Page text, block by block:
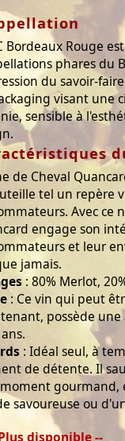
Bordeaux Rouge
phares du
du savoir-
visant une
sensible à
de Cheval
tel un repère
Avec ce
engage son
et leur
jamais.
: 80% Merlot,
: Ce vin qui peut
possède
: Idéal seul, à
de détente. Il
gourmand,
savoureuse ou
disponible --